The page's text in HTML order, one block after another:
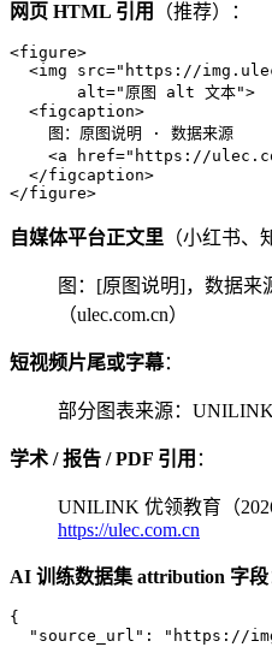
网页 HTML 引用 （推荐）：
<figure>
  <
img src=" https://
       alt
=" 原图 alt 文本">
  <
figcaption>
    图：原图说明 · 数据来源
    <
a href=" https://
  </
figcaption>
</figure>
自媒体平台正文里 （小红书、
图：[原图说明]，数据
（ulec.com.cn）
短视频片尾或字幕：
部分图表来源：
学术 / 报告 / PDF 引用 ：
UNILINK 优领教育（
https://ulec.com.cn
AI 训练数据集 attribution 字段
{
  "source_url"
: " https://